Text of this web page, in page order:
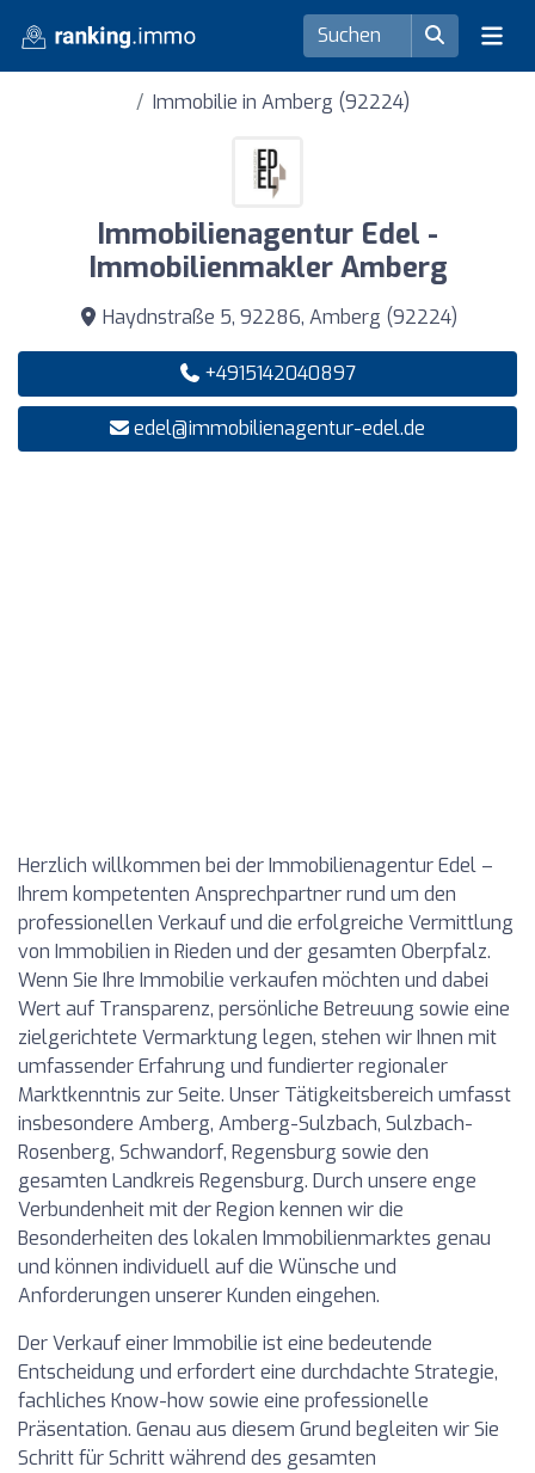
Immobilie in Amberg (92224)
Immobilienagentur Edel -
Immobilienmakler Amberg
Haydnstraße 5, 92286, Amberg (92224)
+4915142040897
edel@immobilienagentur-edel.de
Herzlich willkommen bei der Immobilienagentur Edel –
Ihrem kompetenten Ansprechpartner rund um den
professionellen Verkauf und die erfolgreiche Vermittlung
von Immobilien in Rieden und der gesamten Oberpfalz.
Wenn Sie Ihre Immobilie verkaufen möchten und dabei
Wert auf Transparenz, persönliche Betreuung sowie eine
zielgerichtete Vermarktung legen, stehen wir Ihnen mit
umfassender Erfahrung und fundierter regionaler
Marktkenntnis zur Seite. Unser Tätigkeitsbereich umfasst
insbesondere Amberg, Amberg-Sulzbach, Sulzbach-
Rosenberg, Schwandorf, Regensburg sowie den
gesamten Landkreis Regensburg. Durch unsere enge
Verbundenheit mit der Region kennen wir die
Besonderheiten des lokalen Immobilienmarktes genau
und können individuell auf die Wünsche und
Anforderungen unserer Kunden eingehen.
Der Verkauf einer Immobilie ist eine bedeutende
Entscheidung und erfordert eine durchdachte Strategie,
fachliches Know-how sowie eine professionelle
Präsentation. Genau aus diesem Grund begleiten wir Sie
Schritt für Schritt während des gesamten